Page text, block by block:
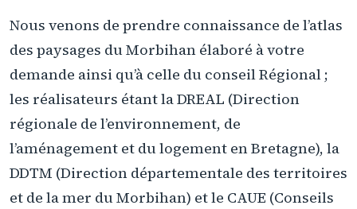
Nous venons de prendre connaissance de l’atlas
des paysages du Morbihan élaboré à votre
demande ainsi qu’à celle du conseil Régional ;
les réalisateurs étant la DREAL (Direction
régionale de l’environnement, de
l’aménagement et du logement en Bretagne), la
DDTM (Direction départementale des territoires
et de la mer du Morbihan) et le CAUE (Conseils